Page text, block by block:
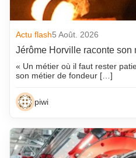
Actu flash5 Août. 2026
Jérôme Horville raconte son
« Un métier où il faut rester
son métier de fondeur […]
piwi